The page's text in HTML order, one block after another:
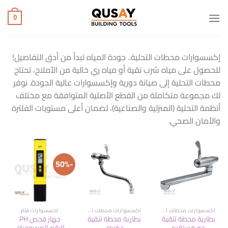
للمحتوى
0
إكسسوارات محطات التحلية.. جودة المياه تبدأ من أدق التفاصيل!
للحصول على مياه شرب نقية أو مياه ري خالية من الأملاح، تحتاج
محطات التحلية إلى صيانة دورية وإكسسوارات عالية الجودة. نوفر
لك مجموعة متكاملة من القطع الأصلية المتوافقة مع مختلف
أنظمة التحلية (المنزلية والصناعية)، لضمان أعلى مستويات الفلترة
والأمان الصحي.
اكسسوارات محطات التحلية
بطارية محطة تنقية
اكسسوارات محطات التحلية
بطارية محطة تنقية
-50%
اكسسوارات فلتر
جهاز فحص PH